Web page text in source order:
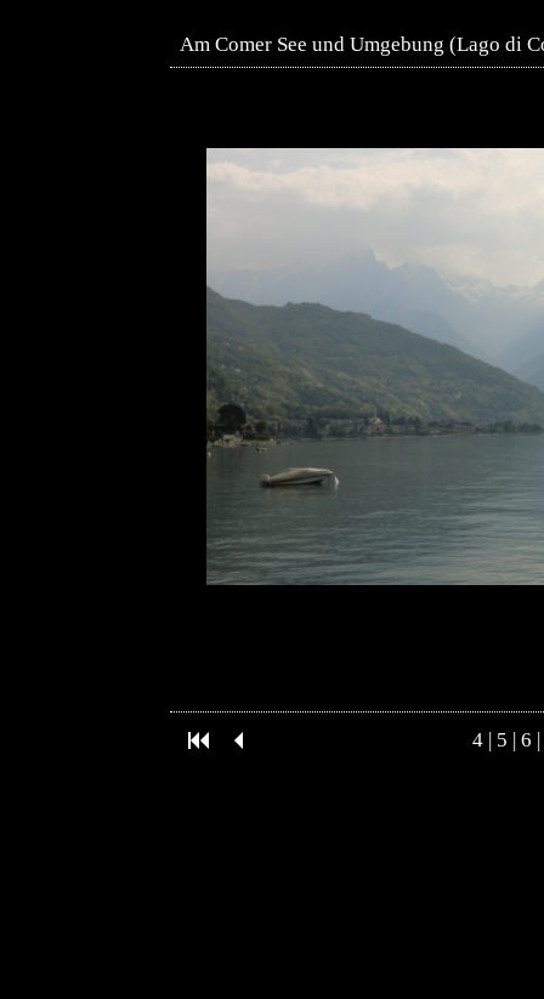
Am Comer See und Umgebung (Lago di
4| 5 | 6 |